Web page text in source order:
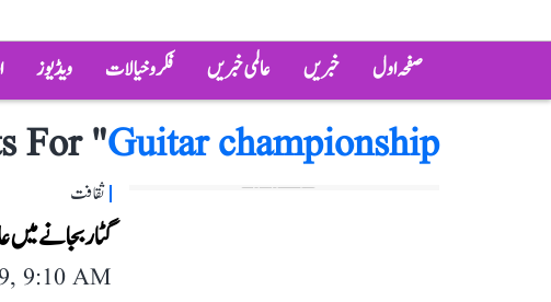
صفحہ اول خبریں عالمی خبریں فکر و خیالات ویڈیوز
For "Guitar championship
ثقافت
گٹار بجانے
9:10 AM